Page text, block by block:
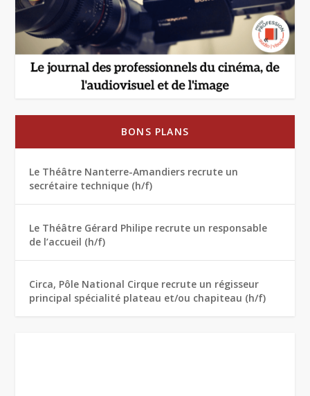
BONS PLANS
Le Théâtre Nanterre-Amandiers recrute un
secrétaire technique (h/f)
Le Théâtre Gérard Philipe recrute un responsable
de l’accueil (h/f)
Circa, Pôle National Cirque recrute un régisseur
principal spécialité plateau et/ou chapiteau (h/f)